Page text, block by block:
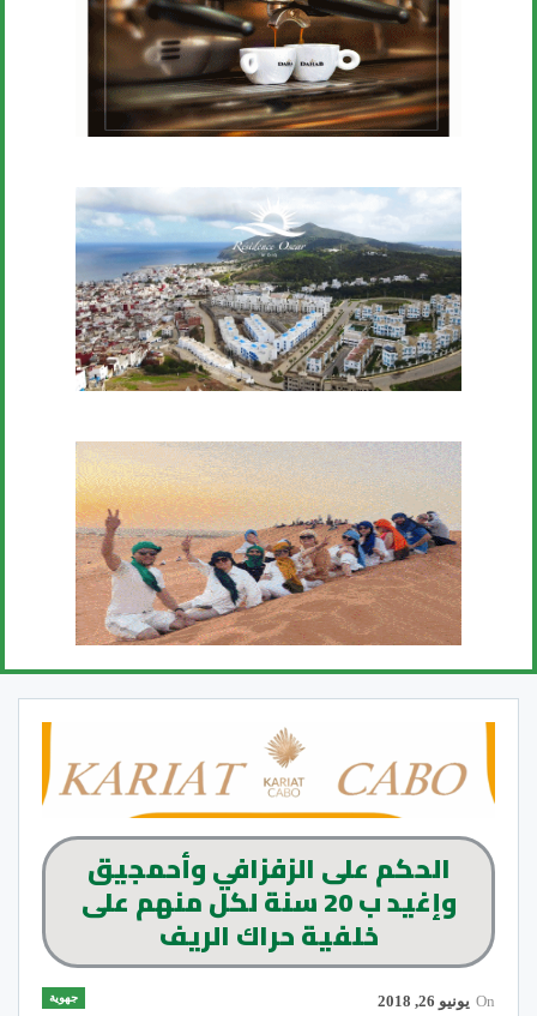
الحكم على الزفزافي وأحمجيق
وإغيد ب 20 سنة لكل منهم على
خلفية حراك الريف
جهوية On يونيو 26, 2018